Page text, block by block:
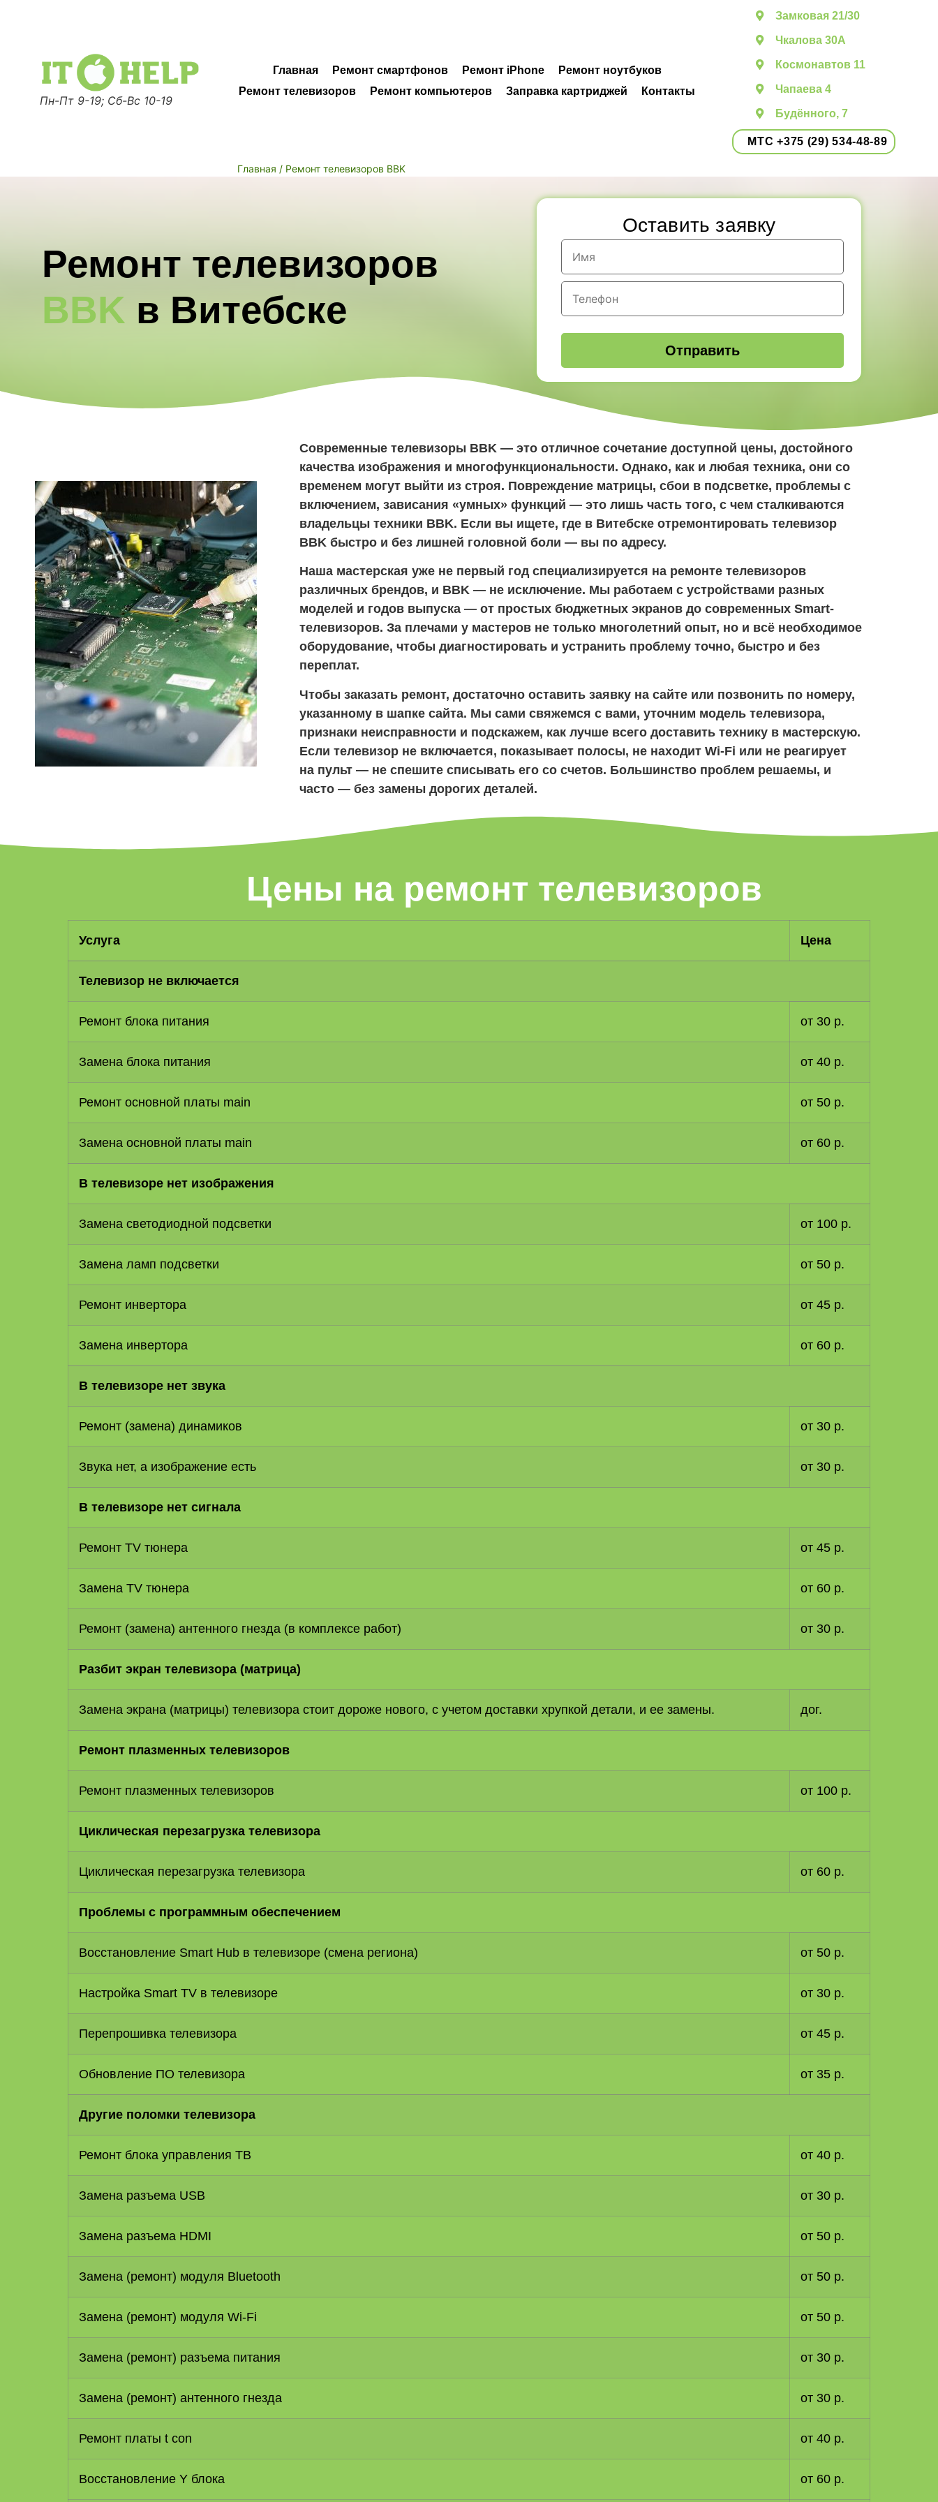
Пн-Пт 9-19; Сб-Вс 10-19
Главная Ремонт смартфонов Ремонт iPhone
Ремонт ноутбуков
Ремонт телевизоров
Ремонт компьютеров Заправка картриджей Контакты
Замковая 21/30
Чкалова 30А
Космонавтов 11
Чапаева 4
Будённого, 7
МТС +375 (29) 534-48-89
Главная / Ремонт телевизоров BBK
Ремонт телевизоров
Витебске
Оставить заявку
Современные телевизоры BBK — это отличное сочетание доступной цены, достойного
качества изображения и многофункциональности. Однако, как и любая техника, они со
временем могут выйти из строя. Повреждение матрицы, сбои в подсветке, проблемы с
включением, зависания «умных» функций — это лишь часть того, с чем сталкиваются
владельцы техники BBK. Если вы ищете, где в Витебске отремонтировать телевизор
BBK быстро и без лишней головной боли — вы по адресу.
Наша мастерская уже не первый год специализируется на ремонте телевизоров
различных брендов, и BBK — не исключение. Мы работаем с устройствами разных
моделей и годов выпуска — от простых бюджетных экранов до современных Smart-
телевизоров. За плечами у мастеров не только многолетний опыт, но и всё необходимое
оборудование, чтобы диагностировать и устранить проблему точно, быстро и без
переплат.
Чтобы заказать ремонт, достаточно оставить заявку на сайте или позвонить по номеру,
указанному в шапке сайта. Мы сами свяжемся с вами, уточним модель телевизора,
признаки неисправности и подскажем, как лучше всего доставить технику в мастерскую.
Если телевизор не включается, показывает полосы, не находит Wi-Fi или не реагирует
на пульт — не спешите списывать его со счетов. Большинство проблем решаемы, и
часто — без замены дорогих деталей.
Цены на ремонт телевизоров
Услуга Цена
Телевизор не включается
Ремонт блока питания от 30 р.
Замена блока питания от 40 р.
Ремонт основной платы main от 50 р.
Замена основной платы main от 60 р.
В телевизоре нет изображения
Замена светодиодной подсветки от 100 р.
Замена ламп подсветки от 50 р.
Ремонт инвертора от 45 р.
Замена инвертора от 60 р.
В телевизоре нет звука
Ремонт (замена) динамиков от 30 р.
Звука нет, а изображение есть от 30 р.
В телевизоре нет сигнала
Ремонт TV тюнера от 45 р.
Замена TV тюнера от 60 р.
Ремонт (замена) антенного гнезда (в комплексе работ) от 30 р.
Разбит экран телевизора (матрица)
Замена экрана (матрицы) телевизора стоит дороже нового, с учетом доставки хрупкой детали, и ее замены. дог.
Ремонт плазменных телевизоров
Ремонт плазменных телевизоров от 100 р.
Циклическая перезагрузка телевизора
Циклическая перезагрузка телевизора от 60 р.
Проблемы с программным обеспечением
Восcтановление Smart Hub в телевизоре (смена региона) от 50 р.
Настройка Smart TV в телевизоре от 30 р.
Перепрошивка телевизора от 45 р.
Обновление ПО телевизора от 35 р.
Другие поломки телевизора
Ремонт блока управления ТВ от 40 р.
Замена разъема USB от 30 р.
Замена разъема HDMI от 50 р.
Замена (ремонт) модуля Bluetooth от 50 р.
Замена (ремонт) модуля Wi-Fi от 50 р.
Замена (ремонт) разъема питания от 30 р.
Замена (ремонт) антенного гнезда от 30 р.
Ремонт платы t con от 40 р.
Восстановление Y блока от 60 р.